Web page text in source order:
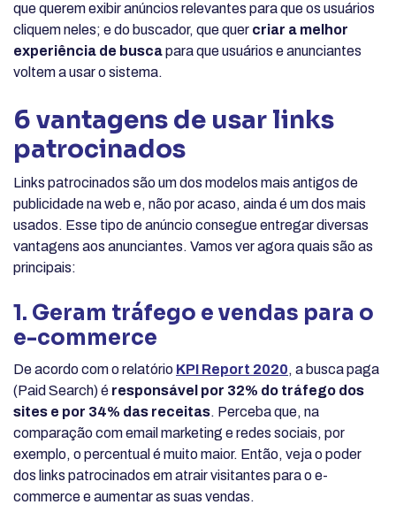
que querem exibir anúncios relevantes para que os usuários
cliquem neles; e do buscador, que quer criar a melhor
experiência de buscapara que usuários e anunciantes
voltem a usar o sistema.
6 vantagens de usar links
patrocinados
Links patrocinados são um dos modelos mais antigos de
publicidade na web e, não por acaso, ainda é um dos mais
usados. Esse tipo de anúncio consegue entregar diversas
vantagens aos anunciantes. Vamos ver agora quais são as
principais:
1. Geram tráfego e vendas para o
e-commerce
De acordo com o relatório KPI Report 2020, a busca paga
(Paid Search) é responsável por 32% do tráfego dos
sites e por 34% das receitas. Perceba que, na
comparação com email marketing e redes sociais, por
exemplo, o percentual é muito maior. Então, veja o poder
dos links patrocinados em atrair visitantes para o e-
commerce e aumentar as suas vendas.